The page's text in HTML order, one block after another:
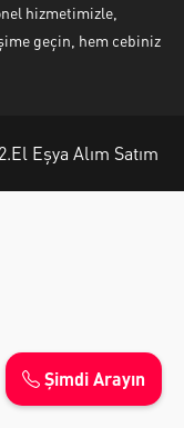
hizmetimizle,
geçin, hem cebiniz
Eşya Alım Satım
Şimdi Arayın